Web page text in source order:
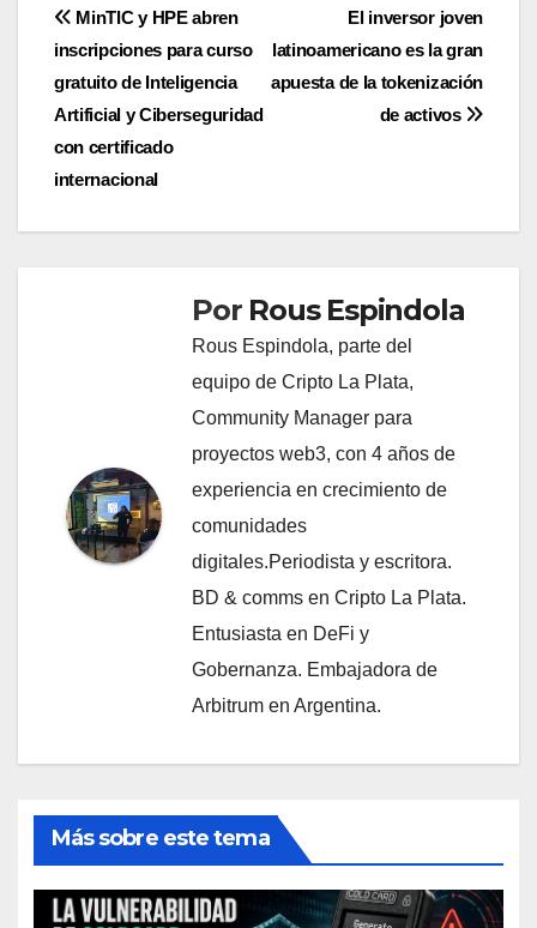
Navegación
de
entradas
El inversor joven
latinoamericano es la gran
apuesta de la tokenización
de activos
MinTIC y HPE abren
inscripciones para curso
gratuito de Inteligencia
Artificial y Ciberseguridad
con certificado
internacional
Por Rous Espindola
Rous Espindola, parte del
equipo de Cripto La Plata,
Community Manager para
proyectos web3, con 4 años de
experiencia en crecimiento de
comunidades
digitales.Periodista y escritora.
BD & comms en Cripto La Plata.
Entusiasta en DeFi y
Gobernanza. Embajadora de
Arbitrum en Argentina.
Más sobre este tema